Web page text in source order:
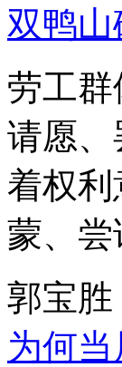
双鸭
劳工
请愿
着权
蒙、尝
郭宝胜
为何